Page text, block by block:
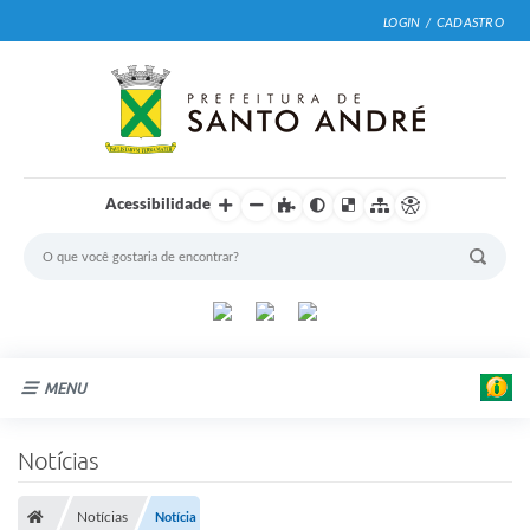
LOGIN / CADASTRO
Acessibilidade
MENU
Notícias
Notícias Notícia